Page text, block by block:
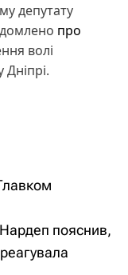
депутату
про
волі
пояснив,